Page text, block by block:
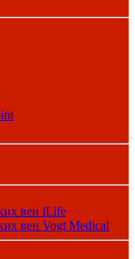
вен iLife
вен Vogt Medical